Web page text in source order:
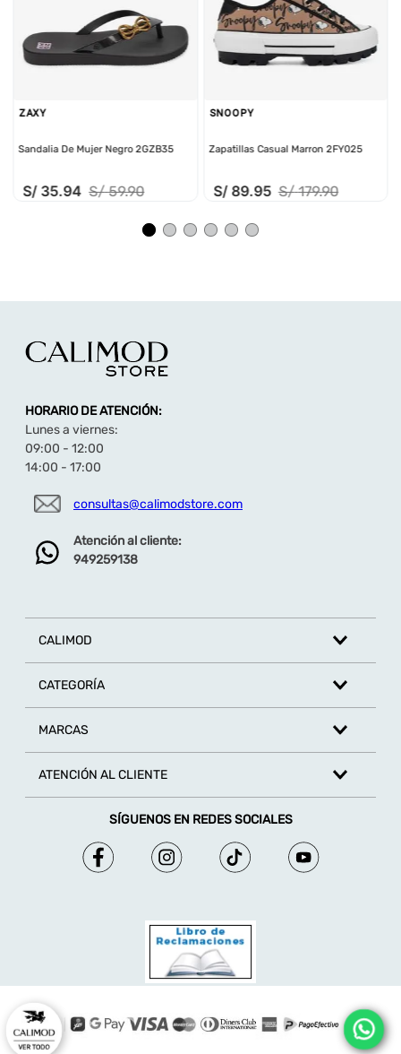
ZAXY
Sandalia De Mujer Negro 2GZB35
S/ 35.94 S/ 59.90
SNOOPY
Zapatillas Casual Marron 2FY025
S/ 89.95 S/ 179.90
HORARIO DE ATENCIÓN:
Lunes a viernes:
09:00 - 12:00
14:00 - 17:00
consultas@calimodstore.com
Atención al cliente:
949259138
CALIMOD
CATEGORÍA
MARCAS
ATENCIÓN AL CLIENTE
SÍGUENOS EN REDES SOCIALES